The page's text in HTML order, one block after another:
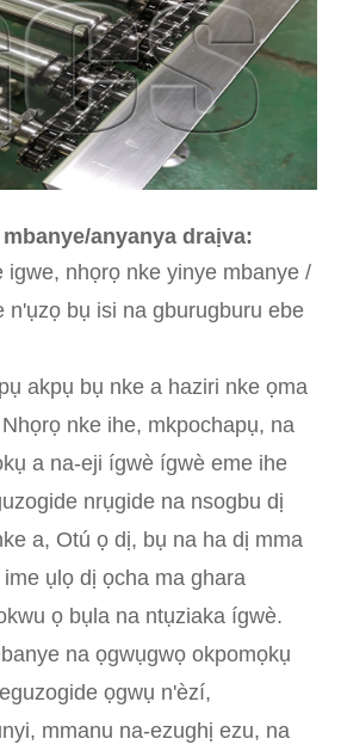
anyanya draịva:
igwe, nhọrọ nke yinye mbanye /
n'ụzọ bụ isi na gburugburu ebe
akpụ bụ nke a haziri nke ọma
nke ihe, mkpochapụ, na
a na-eji ígwè ígwè eme ihe
nrụgide na nsogbu dị
a, Otú ọ dị, bụ na ha dị mma
ụlọ dị ọcha ma ghara
ọ bụla na ntụziaka ígwè.
na ọgwụgwọ okpomọkụ
ọgwụ n'èzí,
mmanu na-ezughị ezu, na